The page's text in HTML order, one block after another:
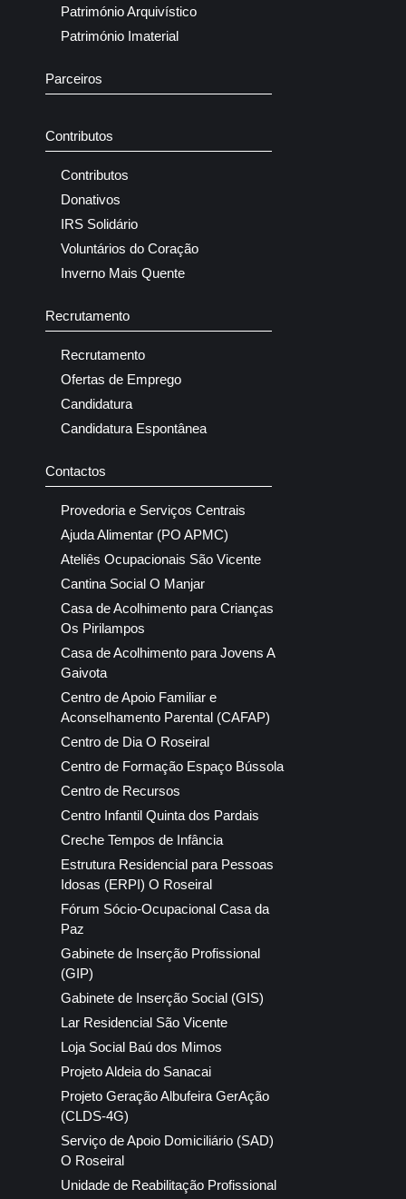
Património Arquivístico
Património Imaterial
Parceiros
Contributos
Contributos
Donativos
IRS Solidário
Voluntários do Coração
Inverno Mais Quente
Recrutamento
Recrutamento
Ofertas de Emprego
Candidatura
Candidatura Espontânea
Contactos
Provedoria e Serviços Centrais
Ajuda Alimentar (PO APMC)
Ateliês Ocupacionais São Vicente
Cantina Social O Manjar
Casa de Acolhimento para Crianças
Os Pirilampos
Casa de Acolhimento para Jovens A
Gaivota
Centro de Apoio Familiar e
Aconselhamento Parental (CAFAP)
Centro de Dia O Roseiral
Centro de Formação Espaço Bússola
Centro de Recursos
Centro Infantil Quinta dos Pardais
Creche Tempos de Infância
Estrutura Residencial para Pessoas
Idosas (ERPI) O Roseiral
Fórum Sócio-Ocupacional Casa da
Paz
Gabinete de Inserção Profissional
(GIP)
Gabinete de Inserção Social (GIS)
Lar Residencial São Vicente
Loja Social Baú dos Mimos
Projeto Aldeia do Sanacai
Projeto Geração Albufeira GerAção
(CLDS-4G)
Serviço de Apoio Domiciliário (SAD)
O Roseiral
Unidade de Reabilitação Profissional